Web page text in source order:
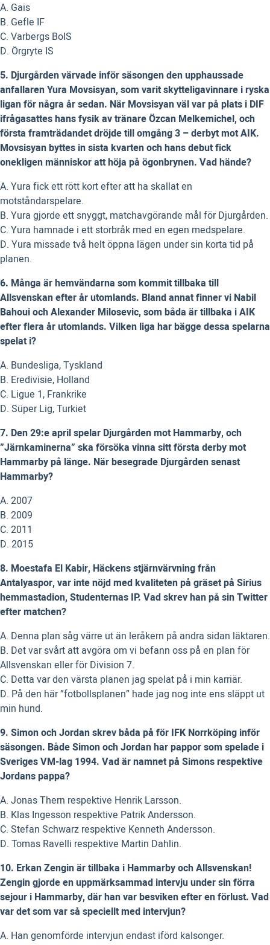
A. Gais
B. Gefle IF
C. Varbergs BoIS
D. Örgryte IS
5. Djurgården värvade inför säsongen den upphaussade
anfallaren Yura Movsisyan, som varit skytteligavinnare i ryska
ligan för några år sedan. När Movsisyan väl var på plats i DIF
ifrågasattes hans fysik av tränare Özcan Melkemichel, och
första framträdandet dröjde till omgång 3 – derbyt mot AIK.
Movsisyan byttes in sista kvarten och hans debut fick
onekligen människor att höja på ögonbrynen. Vad hände?
A. Yura fick ett rött kort efter att ha skallat en
motståndarspelare.
B. Yura gjorde ett snyggt, matchavgörande mål för Djurgården.
C. Yura hamnade i ett storbråk med en egen medspelare.
D. Yura missade två helt öppna lägen under sin korta tid på
planen.
6. Många är hemvändarna som kommit tillbaka till
Allsvenskan efter år utomlands. Bland annat finner vi Nabil
Bahoui och Alexander Milosevic, som båda är tillbaka i AIK
efter flera år utomlands. Vilken liga har bägge dessa spelarna
spelat i?
A. Bundesliga, Tyskland
B. Eredivisie, Holland
C. Ligue 1, Frankrike
D. Süper Lig, Turkiet
7. Den 29:e april spelar Djurgården mot Hammarby, och
”Järnkaminerna” ska försöka vinna sitt första derby mot
Hammarby på länge. När besegrade Djurgården senast
Hammarby?
A. 2007
B. 2009
C. 2011
D. 2015
8. Moestafa El Kabir, Häckens stjärnvärvning från
Antalyaspor, var inte nöjd med kvaliteten på gräset på Sirius
hemmastadion, Studenternas IP. Vad skrev han på sin Twitter
efter matchen?
A. Denna plan såg värre ut än leråkern på andra sidan läktaren.
B. Det var svårt att avgöra om vi befann oss på en plan för
Allsvenskan eller för Division 7.
C. Detta var den värsta planen jag spelat på i min karriär.
D. På den här ”fotbollsplanen” hade jag nog inte ens släppt ut
min hund.
9. Simon och Jordan skrev båda på för IFK Norrköping inför
säsongen. Både Simon och Jordan har pappor som spelade i
Sveriges VM-lag 1994. Vad är namnet på Simons respektive
Jordans pappa?
A. Jonas Thern respektive Henrik Larsson.
B. Klas Ingesson respektive Patrik Andersson.
C. Stefan Schwarz respektive Kenneth Andersson.
D. Tomas Ravelli respektive Martin Dahlin.
10. Erkan Zengin är tillbaka i Hammarby och Allsvenskan!
Zengin gjorde en uppmärksammad intervju under sin förra
sejour i Hammarby, där han var besviken efter en förlust. Vad
var det som var så speciellt med intervjun?
A. Han genomförde intervjun endast iförd kalsonger.